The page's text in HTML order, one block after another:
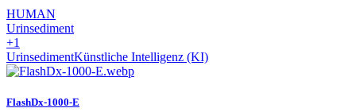
HUMAN
Urinsediment
+1
UrinsedimentKünstliche Intelligenz (KI)
FlashDx-1000-E